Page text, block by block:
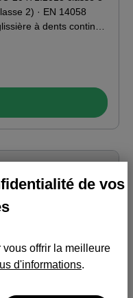
2) · EN 14058
ajustables avec
de vos
offrir la meilleure
d'informations.